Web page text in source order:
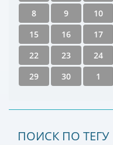
8
9 10
15
16 17
22
23 24
29
30 1
ПОИСК ПО ТЕГУ